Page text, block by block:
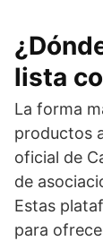
lista
La forma
productos
oficial de
de
Estas
para